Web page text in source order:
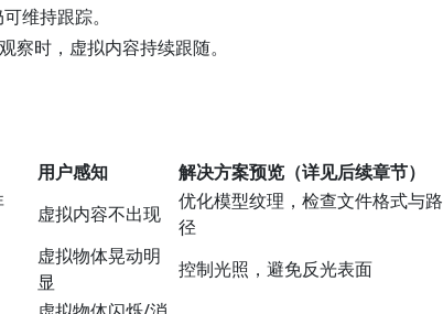
维持跟踪。
察时，虚拟内容持续跟随。
用户感知
解决方案预览（详见后续章节）
虚拟内容不出现
优化模型纹理，检查文件格式与路
径
虚拟物体晃动明
显
控制光照，避免反光表面